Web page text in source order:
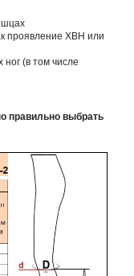
проявление ХВН или
(в том числе
правильно выбрать